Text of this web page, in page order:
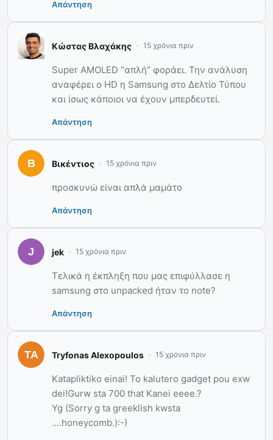
Απάντηση
Κώστας Βλαχάκης 15 χρόνια πριν
Super AMOLED “απλή” φοράει. Την ανάλυση
αναφέρει ο HD η Samsung στο Δελτίο Τύπου
και ίσως κάποιοι να έχουν μπερδευτεί.
Απάντηση
Βικέντιος 15 χρόνια πριν
προσκυνώ είναι απλά μαμάτο
Απάντηση
jek 15 χρόνια πριν
Τελικά η έκπληξη που μας επιφύλλασε η
samsung στο unpacked ήταν το note?
Απάντηση
Tryfonas Alexopoulos 15 χρόνια πριν
Katapliktiko einai! To kalutero gadget pou exw
dei!Gurw sta 700 that Kanei eeee.?
Yg (Sorry g ta greeklish kwsta
….honeycomb.):-)